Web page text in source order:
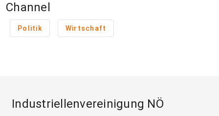
Channel
Politik Wirtschaft
Industriellenvereinigung NÖ